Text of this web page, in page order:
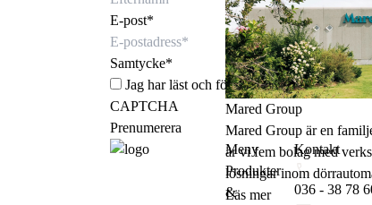
Mared Group
Mared Group är en
är vi fem bolag med
lösningar inom
Läs mer
E-post*
Samtycke*
Jag har läst och förstått Mared Components
CAPTCHA
Meny
Produkter
&
Kontakt
036 - 38 78